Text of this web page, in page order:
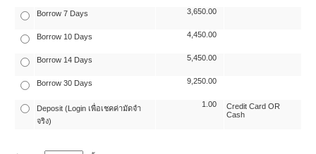
Borrow 7 Days 3,650.00
Borrow 10 Days 4,450.00
Borrow 14 Days 5,450.00
Borrow 30 Days 9,250.00
Deposit (Login เพื่อเชคค่ามัดจำ
จริง)
1.00
Credit Card OR
Cash